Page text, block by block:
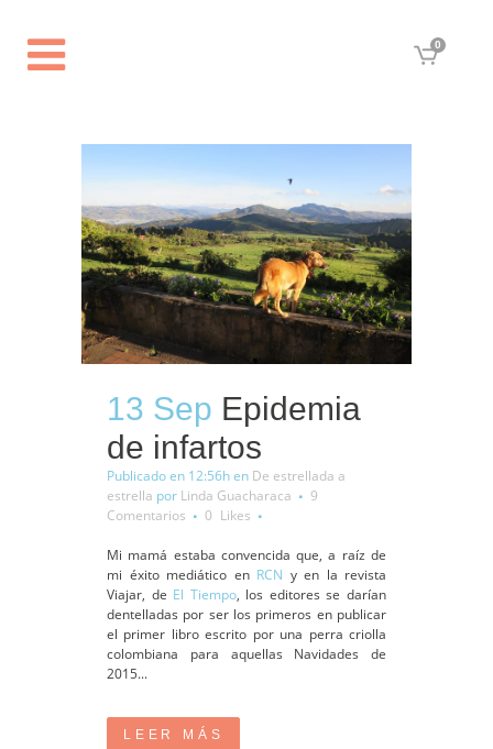
0
13 Sep Epidemia
de infartos
Publicado en 12:56hen De estrellada a
estrella por Linda Guacharaca
9
Comentarios
0 Likes
Mi mamá estaba convencida que, a raíz de
mi éxito mediático en RCN y en la revista
Viajar, de El Tiempo, los editores se darían
dentelladas por ser los primeros en publicar
el primer libro escrito por una perra criolla
colombiana para aquellas Navidades de
2015...
LEER MÁS